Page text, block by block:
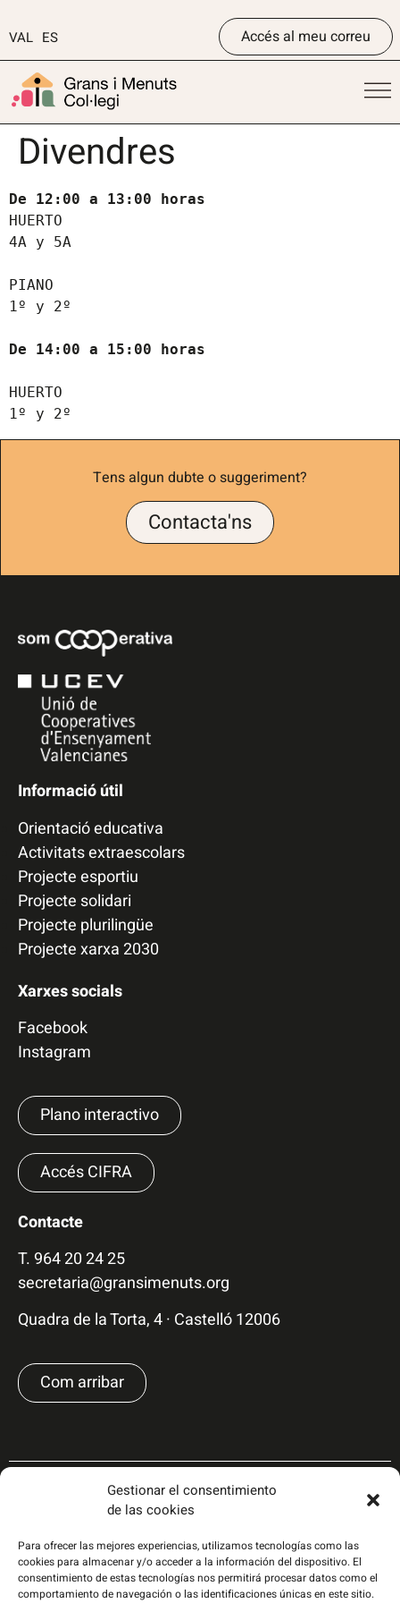
Gestionar el consentimiento
de las cookies
Para ofrecer las mejores experiencias, utilizamos tecnologías como las
cookies para almacenar y/o acceder a la información del dispositivo. El
consentimiento de estas tecnologías nos permitirá procesar datos como el
comportamiento de navegación o las identificaciones únicas en este sitio.
VAL ES Accés al meu correu
Divendres
De 12:00 a 13:00 horas
HUERTO
4A y 5A
PIANO
De 14:00 a 15:00 horas
HUERTO
1º y 2º
Tens algun dubte o suggeriment?
Contacta'ns
Informació útil
Orientació educativa
Activitats extraescolars
Projecte esportiu
Projecte solidari
Projecte plurilingüe
Projecte xarxa 2030
Xarxes socials
Facebook
Instagram
Plano interactivo
Accés CIFRA
Contacte
T. 964 20 24 25
secretaria@gransimenuts.org
Quadra de la Torta, 4 · Castelló 12006
Com arribar